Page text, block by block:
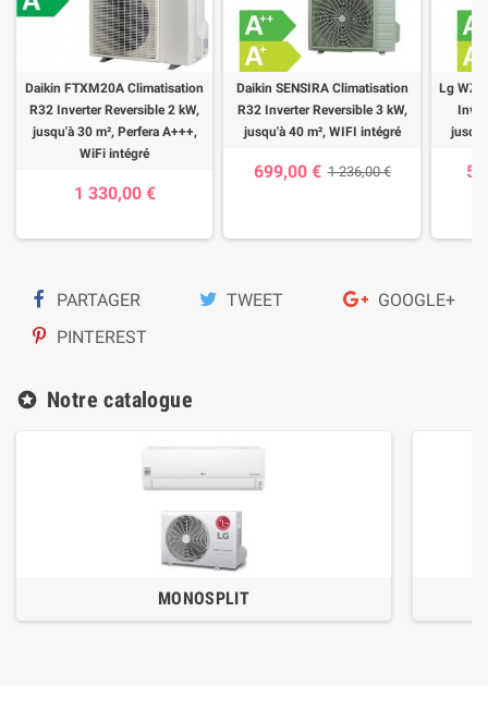
Daikin FTXM20A Climatisation
R32 Inverter Reversible 2 kW,
jusqu'à 30 m², Perfera A+++,
WiFi intégré
1 330,00 €
Daikin SENSIRA Climatisation
R32 Inverter Reversible 3 kW,
jusqu'à 40 m², WIFI intégré
699,00 € 1 236,00 €
Lg
PARTAGER TWEET
GOOGLE+
PINTEREST
stars Notre catalogue
MONOSPLIT